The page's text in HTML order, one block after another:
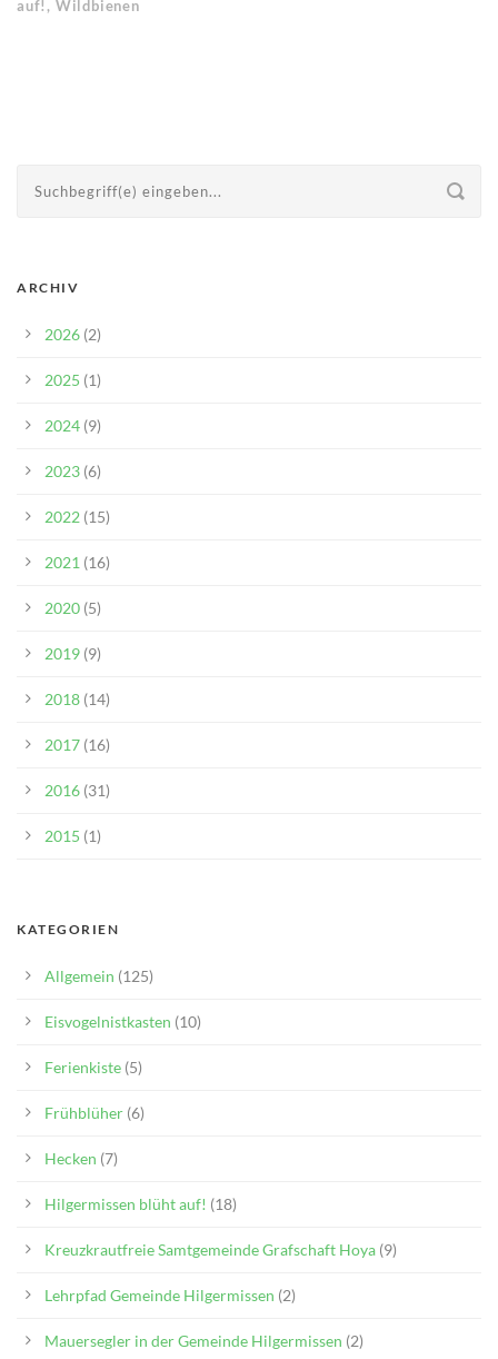
auf! , Wildbienen
ARCHIV
2026 (2)
2025 (1)
2024 (9)
2023 (6)
2022 (15)
2021 (16)
2020 (5)
2019 (9)
2018 (14)
2017 (16)
2016 (31)
2015 (1)
KATEGORIEN
Allgemein (125)
Eisvogelnistkasten (10)
Ferienkiste (5)
Frühblüher (6)
Hecken (7)
Hilgermissen blüht auf! (18)
Kreuzkrautfreie Samtgemeinde Grafschaft Hoya (9)
Lehrpfad Gemeinde Hilgermissen (2)
Mauersegler in der Gemeinde Hilgermissen (2)